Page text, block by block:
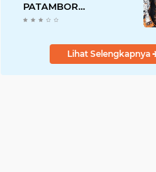
PATAMBOR
INDONESIA Akan
Jakarta.
Lihat Selengkapnya